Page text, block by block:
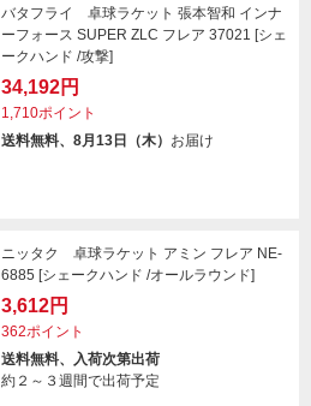
バタフライ 卓球ラケット 張本智和 インナ
ーフォース SUPER ZLC フレア 37021 [シェ
ークハンド /攻撃]
34,192円
1,710ポイント
送料無料、8月13日（木） お届け
ニッタク 卓球ラケット アミン フレア NE-
6885 [シェークハンド /オールラウンド]
3,612円
362ポイント
送料無料、入荷次第出荷
約２～３週間で出荷予定